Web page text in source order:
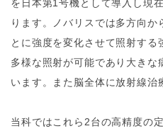
を日本第1号機として導入し現
ります。ノバリスでは多方向
とに強度を変化させて照射す
多様な照射が可能であり大きな
います。また脳全体に放射線治
当科ではこれら2台の高精度の